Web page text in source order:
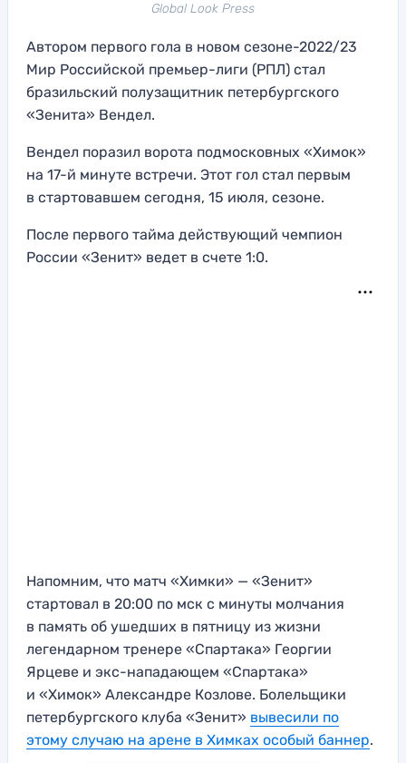
Global Look Press
Автором первого гола в новом сезоне-2022/23
Мир Российской премьер-лиги (РПЛ) стал
бразильский полузащитник петербургского
«Зенита» Вендел.
Вендел поразил ворота подмосковных «Химок»
на 17-й минуте встречи. Этот гол стал первым
в стартовавшем сегодня, 15 июля, сезоне.
После первого тайма действующий чемпион
России «Зенит» ведет в счете 1:0.
Напомним, что матч «Химки» — «Зенит»
стартовал в 20:00 по мск с минуты молчания
в память об ушедших в пятницу из жизни
легендарном тренере «Спартака» Георгии
Ярцеве и экс-нападающем «Спартака»
и «Химок» Александре Козлове. Болельщики
петербургского клуба «Зенит» вывесили по
этому случаю на арене в Химках особый баннер.